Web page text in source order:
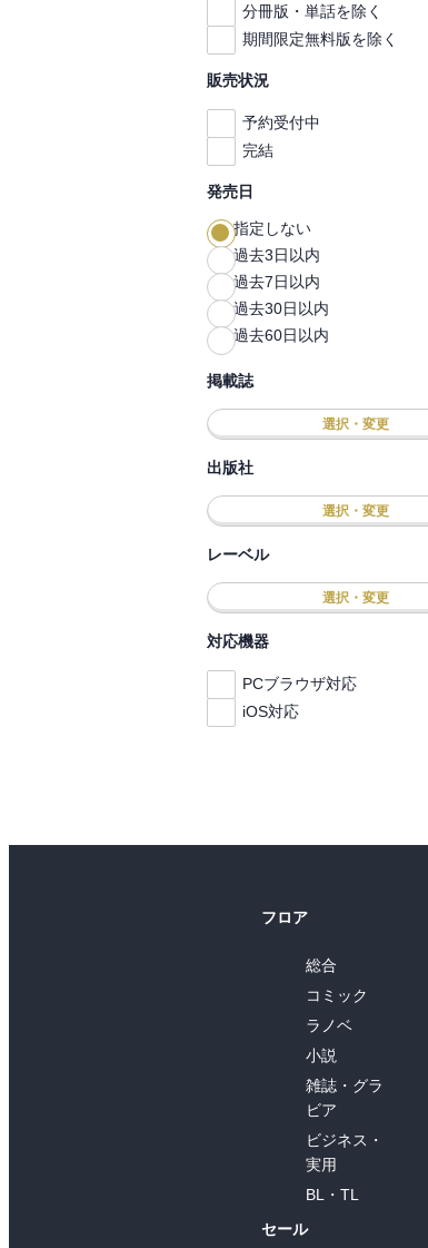
分冊版・単話を除く
期間限定無料版を除く
販売状況
予約受付中
完結
発売日
指定しない
過去3日以内
過去7日以内
過去30日以内
過去60日以内
掲載誌
選択・変更
出版社
選択・変更
レーベル
選択・変更
対応機器
PCブラウザ対応
iOS対応
フロア
総合
コミック
ラノベ
小説
雑誌・グラ
ビア
ビジネス・
実用
BL・TL
セール